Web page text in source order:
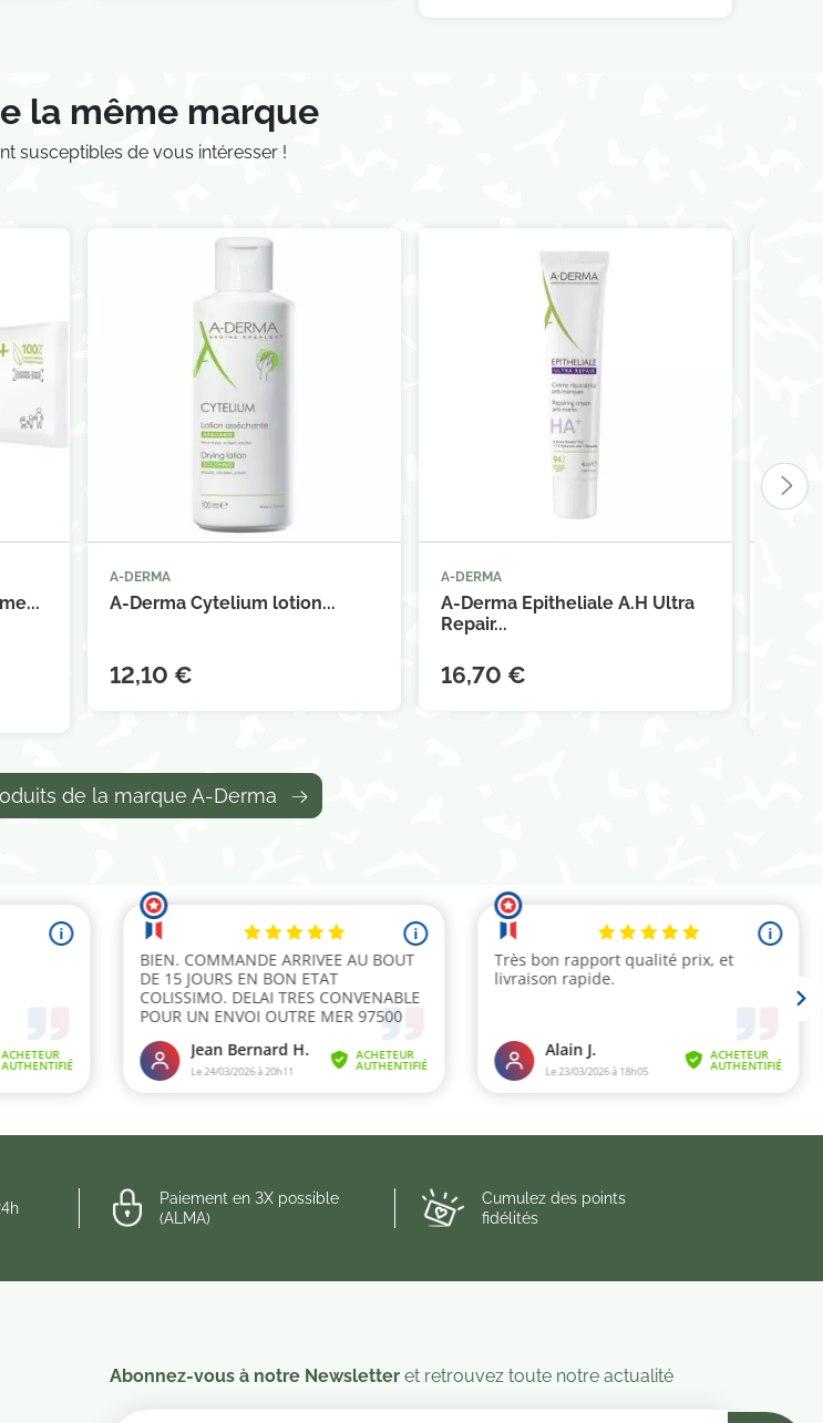
la même marque
susceptibles de vous intéresser !
A-DERMA
A-Derma Cytelium lotion...
12,10 €
A-DERMA
A-Derma Epitheliale A.H Ultra
Repair...
16,70 €
de la marque A-Derma
Paiement en 3X possible
(ALMA)
Cumulez des points
fidélités
Abonnez-vous à notre Newsletter et retrouvez toute notre actualité